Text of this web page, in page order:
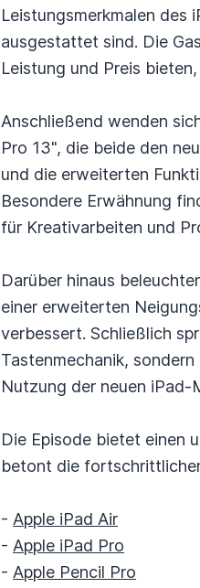
Leistungsmerkmalen des
ausgestattet sind. Die
Leistung und Preis
Anschließend wenden
Pro 13", die beide den
und die erweiterten
Besondere Erwähnung
für Kreativarbeiten und
Darüber hinaus
einer erweiterten
verbessert. Schließlich
Tastenmechanik,
Nutzung der neuen
Die Episode bietet einen
betont die
- Apple iPad Air
- Apple iPad Pro
- Apple Pencil Pro